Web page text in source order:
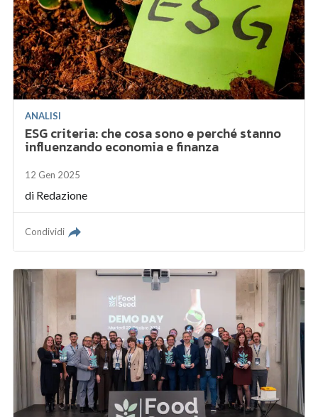
ANALISI
ESG criteria: che cosa sono e perché stanno
influenzando economia e finanza
12 Gen 2025
di Redazione
Condividi